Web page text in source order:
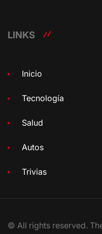
LINKS
Inicio
Tecnología
Salud
Autos
Trivias
© All rights reserved.